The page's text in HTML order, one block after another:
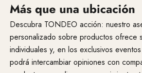
Más que una ubicación
Descubra TONDEO acción: nuestro
personalizado sobre productos ofrece
individuales y, en los exclusivos
podrá intercambiar opiniones con